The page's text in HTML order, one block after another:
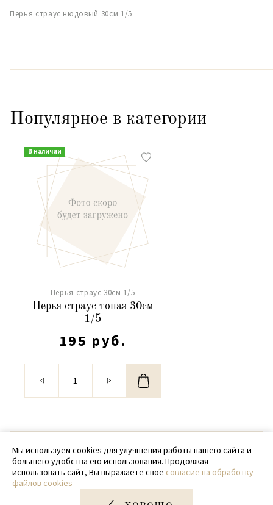
Перья страус нюдовый 30см 1/5
Популярное в категории
В наличии
Перья страус 30см 1/5
Перья страус топаз 30см
1/5
195 руб.
© 2020 - 2026 SamPack
+ 7 (918) 699-97-87
zakaz@sampack.store
Мы используем cookies для улучшения работы нашего сайта и
большего удобства его использования. Продолжая
использовать сайт, Вы выражаете своё согласие на обработку
файлов cookies